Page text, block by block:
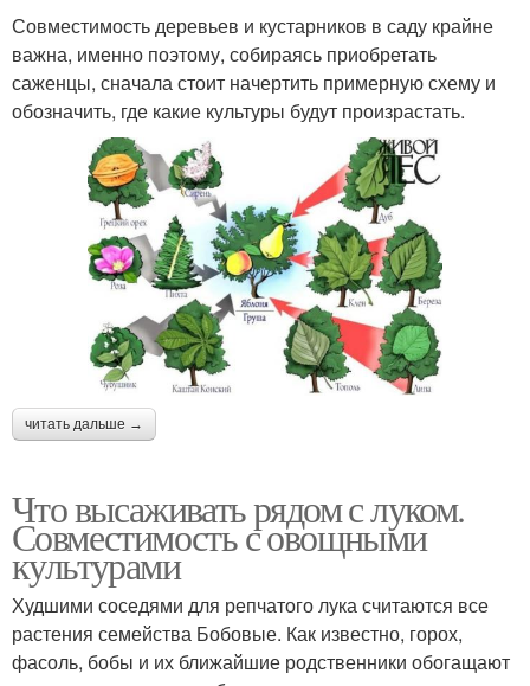
Совместимость деревьев и кустарников в саду крайне
важна, именно поэтому, собираясь приобретать
саженцы, сначала стоит начертить примерную схему и
обозначить, где какие культуры будут произрастать.
читать дальше →
Что высаживать рядом с луком.
Совместимость с овощными
культурами
Худшими соседями для репчатого лука считаются все
растения семейства Бобовые. Как известно, горох,
фасоль, бобы и их ближайшие родственники обогащают